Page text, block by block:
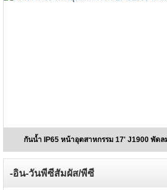
monitor display
กันน้ำ IP65 หน้าอุตสาหกรรม 17' J1900 พัดล
-อิน-วันพีซีสัมผัส/พีซี